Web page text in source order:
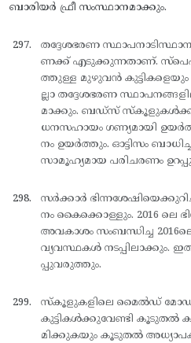
ബാരിയര്‍ ഫ്രീ സംസ്ഥാനമാക്കും.
തദ്ദേശഭരണ
ണക്ക് എടുക്കുന്നതാണ്.
ത്തുള്ള മുഴുവന്‍
ല്ലാ തദ്ദേശഭരണ
മാക്കും. ബഡ്സ്
ധനസഹായം ഗണ്യമായി
നം ഉയര്‍ത്തും. ഓട്ടിസം
സാമൂഹ്യമായ പരിചരണം
സര്‍ക്കാര്‍
നം കൈക്കൊള്ളും. 2016 ലെ
അവകാശം സംബന്ധിച്ച
വ്യവസ്ഥകള്‍ നടപ്പിലാക്കും.
പ്പുവരുത്തും.
സ്കൂളുകളിലെ മൈല്‍ഡ്
കുട്ടികള്‍ക്കുവേണ്ടി കൂടുതല്‍
മിക്കുകയും കൂടുതല്‍